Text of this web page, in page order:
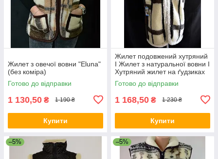
Жилет з овечої вовни "Eluna"
(без коміра)
Готово до відправки
1 130,50 ₴ 1 190 ₴
Купити
Жилет подовжений хутряний
I Жилет з натуральної вовни I
Хутряний жилет на ґудзиках
Готово до відправки
1 168,50 ₴ 1 230 ₴
Купити
–5% –5%